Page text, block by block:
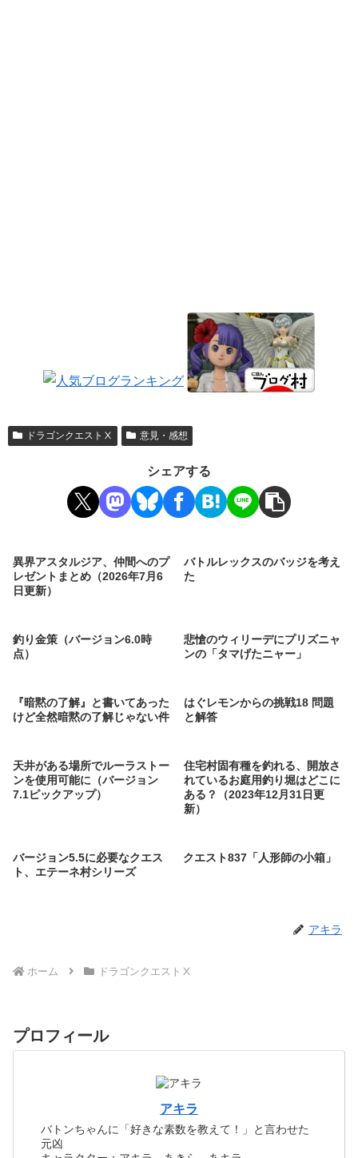
ドラゴンクエストⅩ 意見・感想
シェアする
異界アスタルジア、仲間へのプ
レゼントまとめ（2026年7月6
日更新）
バトルレックスのバッジを考え
た
釣り金策（バージョン6.0時
点）
悲愴のウィリーデにプリズニャ
ンの「タマげたニャー」
『暗黙の了解』と書いてあった
けど全然暗黙の了解じゃない件
はぐレモンからの挑戦18 問題
と解答
天井がある場所でルーラストー
ンを使用可能に（バージョン
7.1ピックアップ）
住宅村固有種を釣れる、開放さ
れているお庭用釣り堀はどこに
ある？（2023年12月31日更
新）
バージョン5.5に必要なクエス
ト、エテーネ村シリーズ
クエスト837「人形師の小箱」
アキラ
ホーム ドラゴンクエストⅩ
プロフィール
アキラ
バトンちゃんに「好きな素数を教えて！」と言わせた
元凶